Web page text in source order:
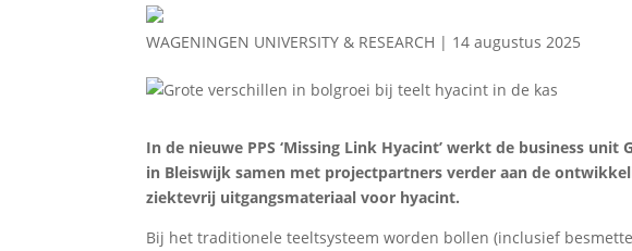
WAGENINGEN UNIVERSITY & RESEARCH | 14 augustus 2025
In de nieuwe PPS ‘Missing Link Hyacint’ werkt de business
in Bleiswijk samen met projectpartners verder aan de
ziektevrij uitgangsmateriaal voor hyacint.
Bij het traditionele teeltsysteem worden bollen (inclusief